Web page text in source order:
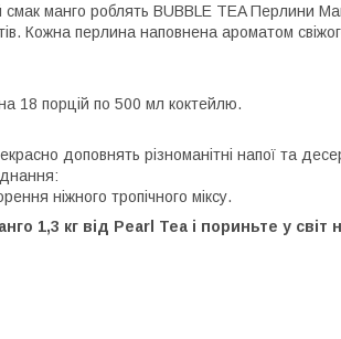
смак манго роблять BUBBLE TEA Перлини
Кожна перлина наповнена ароматом
18 порцій по 500 мл коктейлю.
доповнять різноманітні напої та
ніжного тропічного міксу.
1,3 кг від Pearl Tea і пориньте у світ